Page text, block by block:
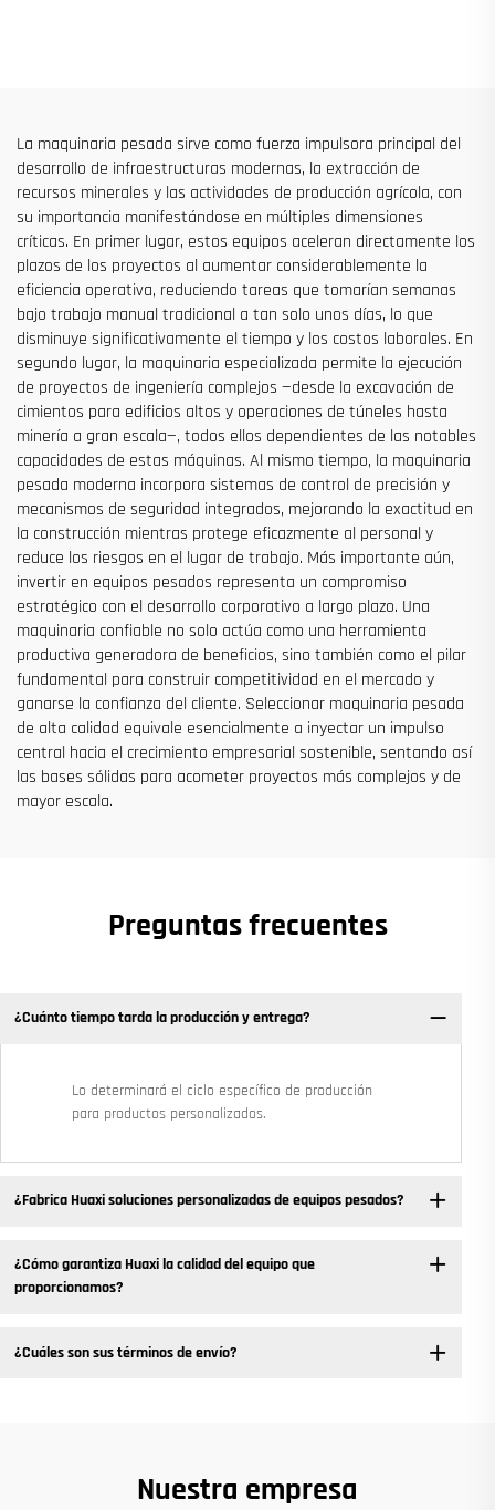
La maquinaria pesada sirve como fuerza impulsora principal del
desarrollo de infraestructuras modernas, la extracción de
recursos minerales y las actividades de producción agrícola, con
su importancia manifestándose en múltiples dimensiones
críticas. En primer lugar, estos equipos aceleran directamente los
plazos de los proyectos al aumentar considerablemente la
eficiencia operativa, reduciendo tareas que tomarían semanas
bajo trabajo manual tradicional a tan solo unos días, lo que
disminuye significativamente el tiempo y los costos laborales. En
segundo lugar, la maquinaria especializada permite la ejecución
de proyectos de ingeniería complejos —desde la excavación de
cimientos para edificios altos y operaciones de túneles hasta
minería a gran escala—, todos ellos dependientes de las notables
capacidades de estas máquinas. Al mismo tiempo, la maquinaria
pesada moderna incorpora sistemas de control de precisión y
mecanismos de seguridad integrados, mejorando la exactitud en
la construcción mientras protege eficazmente al personal y
reduce los riesgos en el lugar de trabajo. Más importante aún,
invertir en equipos pesados representa un compromiso
estratégico con el desarrollo corporativo a largo plazo. Una
maquinaria confiable no solo actúa como una herramienta
productiva generadora de beneficios, sino también como el pilar
fundamental para construir competitividad en el mercado y
ganarse la confianza del cliente. Seleccionar maquinaria pesada
de alta calidad equivale esencialmente a inyectar un impulso
central hacia el crecimiento empresarial sostenible, sentando así
las bases sólidas para acometer proyectos más complejos y de
mayor escala.
Preguntas frecuentes
¿Cuánto tiempo tarda la producción y entrega?
Lo determinará el ciclo específico de producción
para productos personalizados.
¿Fabrica Huaxi soluciones personalizadas de equipos pesados?
¿Cómo garantiza Huaxi la calidad del equipo que
proporcionamos?
¿Cuáles son sus términos de envío?
Nuestra empresa